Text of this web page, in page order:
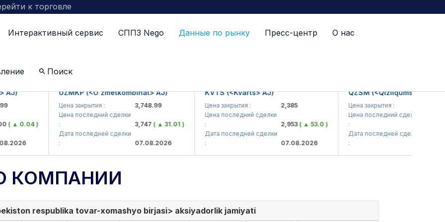
к торговле
Интерактивный сервис СППЗ Nego Данные по рынку Пресс-центр О нас
Поиск
0.04 )
UZMKP (<O'zmetkombinat> AJ)
Цена закрытия :
3,748.99
Цена последний сделки
3,747( ▲ 31.01 )
Дата последней сделки
07.08.2026
KVTS (<Kvarts> AJ)
Цена закрытия :
Цена последний сделки
2,953( ▲ 53.0 )
Дата последней сделки
07.08.2026
QZSM (<Qizilqumsement> AJ)
Цена закрытия :
Цена последний сделки
Дата последней сделки
КОМПАНИИ
respublika tovar-xomashyo birjasi> aksiyadorlik jamiyati